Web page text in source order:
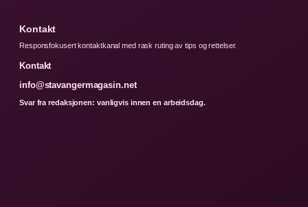
Kontakt
Responsfokusert kontaktkanal med rask ruting av tips og rettelser.
Kontakt
info@stavangermagasin.net
Svar fra redaksjonen: vanligvis innen en arbeidsdag.